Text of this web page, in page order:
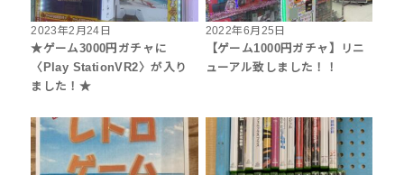
2023年2月24日
★ゲーム3000円ガチャに
〈Play StationVR2〉が入り
ました！★
2022年6月25日
【ゲーム1000円ガチャ】リニ
ューアル致しました！！